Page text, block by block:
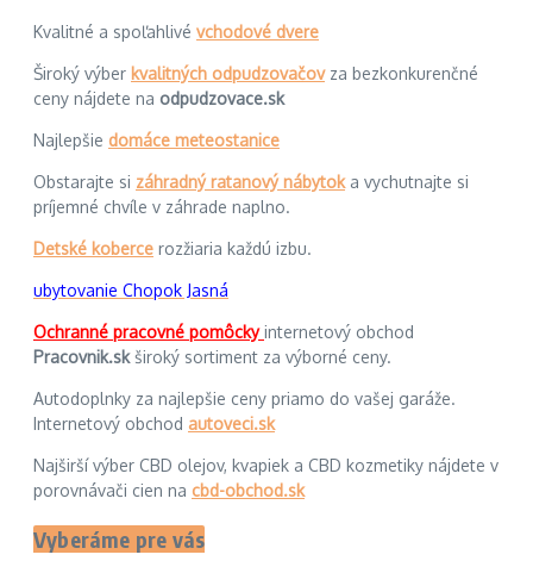
Kvalitné a spoľahlivé vchodové dvere
Široký výber kvalitných odpudzovačovza bezkonkurenčné
ceny nájdete na odpudzovace.sk
Najlepšie domáce meteostanice
Obstarajte si záhradný ratanový nábytoka vychutnajte si
príjemné chvíle v záhrade naplno.
Detské koberce rozžiaria každú izbu.
ubytovanie Chopok Jasná
Ochranné pracovné pomôckyinternetový obchod
Pracovnik.skširoký sortiment za výborné ceny.
Autodoplnky za najlepšie ceny priamo do vašej garáže.
Internetový obchod autoveci.sk
Najširší výber CBD olejov, kvapiek a CBD kozmetiky nájdete v
porovnávači cien na cbd-obchod.sk
Vyberáme pre vás